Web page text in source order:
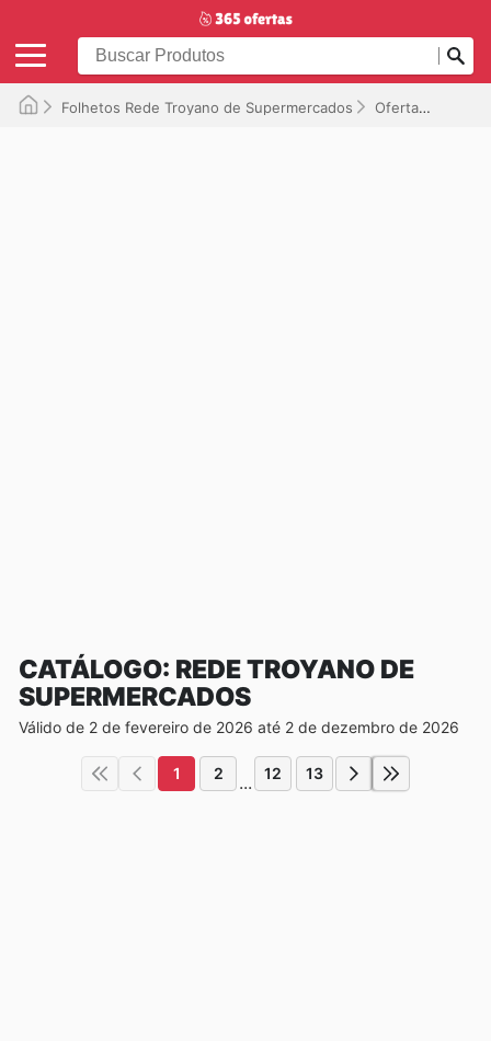
Folhetos Rede Troyano de Supermercados Ofertas
CATÁLOGO: REDE TROYANO DE
SUPERMERCADOS
Válido de 2 de fevereiro de 2026 até 2 de dezembro de 2026
1 2 ... 12 13